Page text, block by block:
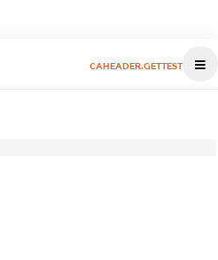
CAHEADER.GETTEST